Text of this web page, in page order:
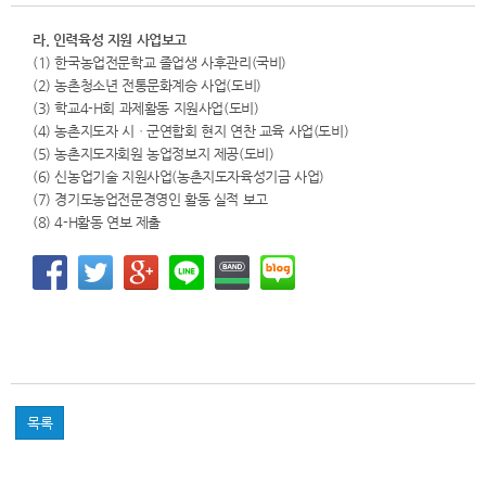
라. 인력육성 지원 사업보고
(1) 한국농업전문학교 졸업생 사후관리(국비)
(2) 농촌청소년 전통문화계승 사업(도비)
(3) 학교4-H회 과제활동 지원사업(도비)
(4) 농촌지도자 시ㆍ군연합회 현지 연찬 교육 사업(도비)
(5) 농촌지도자회원 농업정보지 제공(도비)
(6) 신농업기술 지원사업(농촌지도자육성기금 사업)
(7) 경기도농업전문경영인 활동 실적 보고
(8) 4-H활동 연보 제출
목록